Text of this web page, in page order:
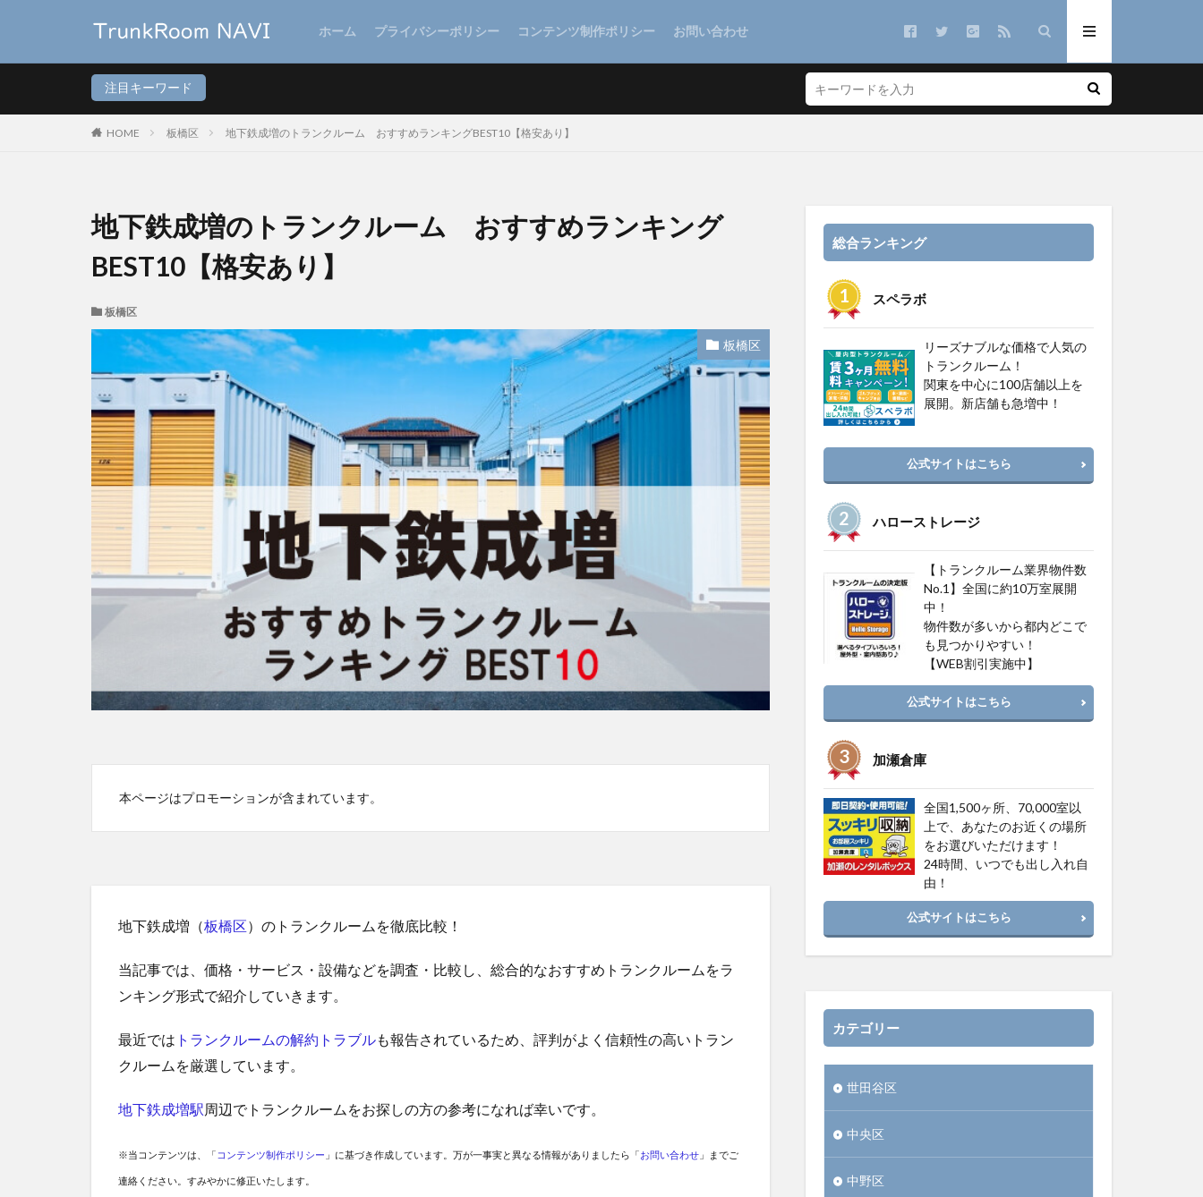
ホーム プライバシーポリシー コンテンツ制作ポリシー お問い合わせ
注目キーワード
HOME 板橋区 地下鉄成増のトランクルーム おすすめランキングBEST10【格安あり】
地下鉄成増のトランクルーム おすすめランキング
BEST10【格安あり】
板橋区
板橋区
本ページはプロモーションが含まれています。
地下鉄成増（板橋区）のトランクルームを徹底比較！
当記事では、価格・サービス・設備などを調査・比較し、総合的なおすすめトランクルームをラ
ンキング形式で紹介していきます。
最近では トランクルームの解約トラブルも報告されているため、評判がよく信頼性の高いトラン
クルームを厳選しています。
地下鉄成増駅周辺でトランクルームをお探しの方の参考になれば幸いです。
※当コンテンツは、「 コンテンツ制作ポリシー 」に基づき作成しています。万が一事実と異なる情報がありましたら「お問い合わせ 」までご
連絡ください。すみやかに修正いたします。
総合ランキング
スペラボ
リーズナブルな価格で人気の
トランクルーム！
関東を中心に100店舗以上を
展開。新店舗も急増中！
公式サイトはこちら
ハローストレージ
【トランクルーム業界物件数
No.1】全国に約10万室展開
中！
物件数が多いから都内どこで
も見つかりやすい！
【WEB割引実施中】
公式サイトはこちら
加瀬倉庫
全国1,500ヶ所、70,000室以
上で、あなたのお近くの場所
をお選びいただけます！
24時間、いつでも出し入れ自
由！
公式サイトはこちら
カテゴリー
世田谷区
中央区
中野区